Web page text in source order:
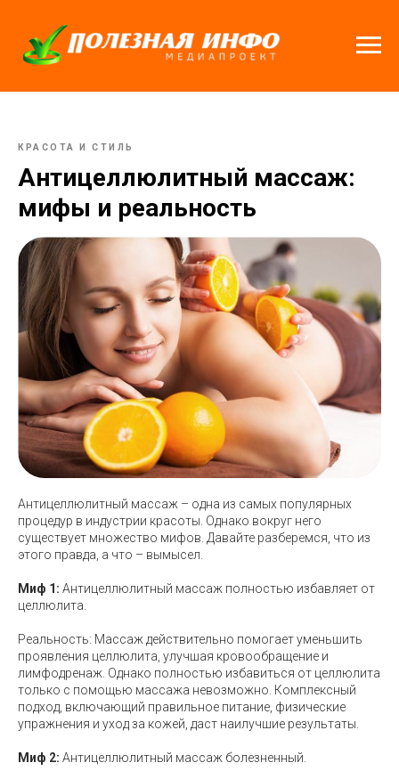
КРАСОТА И СТИЛЬ
Антицеллюлитный массаж:
мифы и реальность
Антицеллюлитный массаж – одна из самых популярных
процедур в индустрии красоты. Однако вокруг него
существует множество мифов. Давайте разберемся, что из
этого правда, а что – вымысел.
Миф 1: Антицеллюлитный массаж полностью избавляет от
целлюлита.
Реальность: Массаж действительно помогает уменьшить
проявления целлюлита, улучшая кровообращение и
лимфодренаж. Однако полностью избавиться от целлюлита
только с помощью массажа невозможно. Комплексный
подход, включающий правильное питание, физические
упражнения и уход за кожей, даст наилучшие результаты.
Миф 2: Антицеллюлитный массаж болезненный.